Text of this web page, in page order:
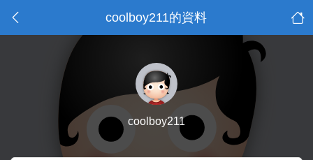
coolboy211的資料
coolboy211